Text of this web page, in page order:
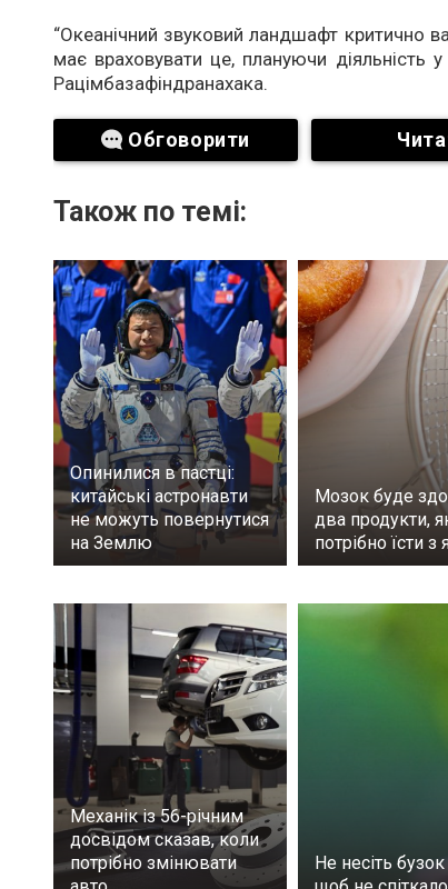
“Океанічний звуковий ландшафт критично
має враховувати це, плануючи діяльність
Рацімбазафіндранахака.
Обговорити
Також по темі:
Опинилися в пастці:
китайські астронавти
не можуть повернутися
на Землю
Мозок буде
два продукти,
потрібно їсти
Механік із 56-річним
досвідом сказав, коли
потрібно змінювати
Не несіть бузок